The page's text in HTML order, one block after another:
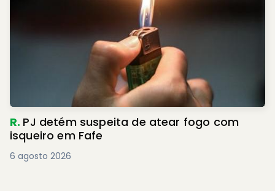
R. PJ detém suspeita de atear fogo com
isqueiro em Fafe
6 agosto 2026